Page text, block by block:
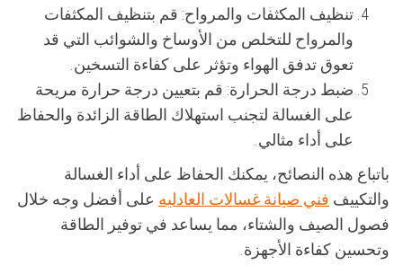
تنظيف المكثفات والمرواح: قم بتنظيف المكثفات
والمرواح للتخلص من الأوساخ والشوائب التي قد
تعوق تدفق الهواء وتؤثر على كفاءة التسخين.
ضبط درجة الحرارة: قم بتعيين درجة حرارة مريحة
على الغسالة لتجنب استهلاك الطاقة الزائدة والحفاظ
على أداء مثالي.
باتباع هذه النصائح، يمكنك الحفاظ على أداء الغسالة
والتكييف فني صيانة غسالات العادليه على أفضل وجه خلال
فصول الصيف والشتاء، مما يساعد في توفير الطاقة
وتحسين كفاءة الأجهزة.